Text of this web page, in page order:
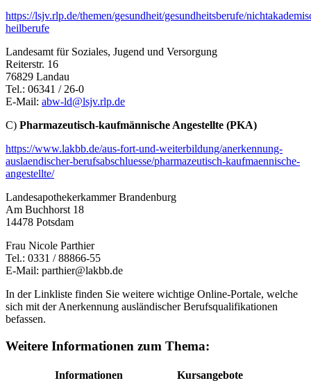
https://lsjv.rlp.de/themen/gesundheit/gesundheitsberufe/
heilberufe
Landesamt für Soziales, Jugend und Versorgung
Reiterstr. 16
76829 Landau
Tel.: 06341 / 26-0
E-Mail: abw-ld@lsjv.rlp.de
C) Pharmazeutisch-kaufmännische Angestellte (PKA)
https://www.lakbb.de/aus-fort-und-weiterbildung/anerkennung-
auslaendischer-berufsabschluesse/pharmazeutisch-kaufmaennische-
angestellte/
Landesapothekerkammer Brandenburg
Am Buchhorst 18
14478 Potsdam
Frau Nicole Parthier
Tel.: 0331 / 88866-55
E-Mail: parthier@lakbb.de
In der Linkliste finden Sie weitere wichtige Online-Portale, welche
sich mit der Anerkennung ausländischer Berufsqualifikationen
befassen.
Weitere Informationen zum Thema:
Informationen Kursangebote